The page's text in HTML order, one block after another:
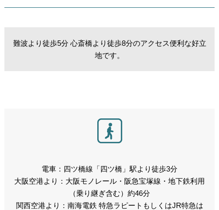
難波より徒歩5分 心斎橋より徒歩8分のアクセス便利な好立
地です。
電車：四ツ橋線「四ツ橋」駅より徒歩3分
大阪空港より：大阪モノレール・阪急宝塚線・地下鉄利用
（乗り継ぎ含む）約46分
関西空港より：南海電鉄 特急ラピートもしくはJR特急は